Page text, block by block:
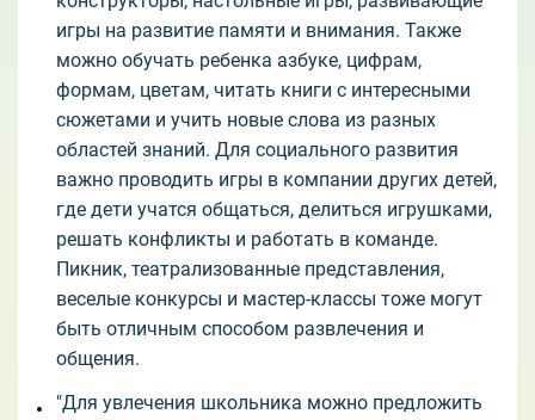
игры на развитие памяти и внимания. Также
можно обучать ребенка азбуке, цифрам,
формам, цветам, читать книги с интересными
сюжетами и учить новые слова из разных
областей знаний. Для социального развития
важно проводить игры в компании других детей,
где дети учатся общаться, делиться игрушками,
решать конфликты и работать в команде.
Пикник, театрализованные представления,
веселые конкурсы и мастер-классы тоже могут
быть отличным способом развлечения и
общения.
"Для увлечения школьника можно предложить